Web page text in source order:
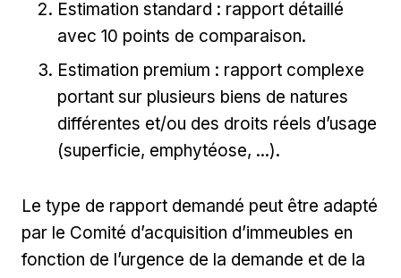
Estimation standard : rapport détaillé
avec 10 points de comparaison.
Estimation premium : rapport complexe
portant sur plusieurs biens de natures
différentes et/ou des droits réels d’usage
(superficie, emphytéose, ...).
Le type de rapport demandé peut être adapté
par le Comité d’acquisition d’immeubles en
fonction de l’urgence de la demande et de la